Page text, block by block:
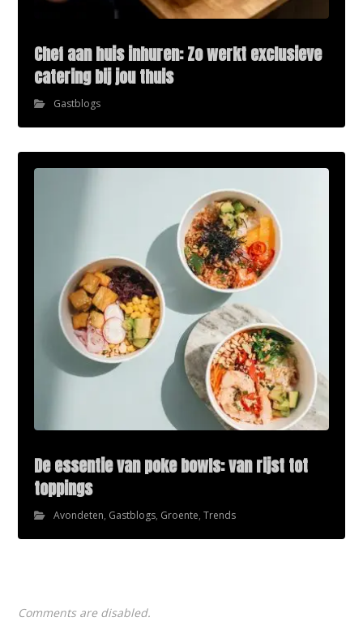
Chef aan huis inhuren: Zo werkt exclusieve
catering bij jou thuis
Gastblogs
De essentie van poke bowls: van rijst tot
toppings
Avondeten, Gastblogs, Groente,Trends
Comments are disabled.